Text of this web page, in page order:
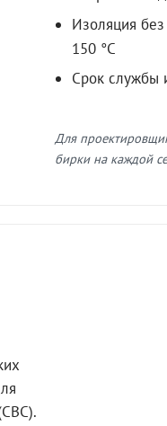
Изоляция
150 °C
Срок службы
Для
бирки на каждой